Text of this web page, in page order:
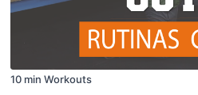
10 min Workouts